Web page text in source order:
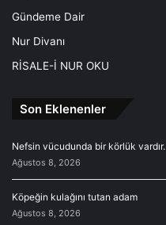
Gündeme Dair
Nur Divanı
RİSALE-İ NUR OKU
Son Eklenenler
Nefsin vücudunda bir körlük vardır.
Ağustos 8, 2026
Köpeğin kulağını tutan adam
Ağustos 8, 2026